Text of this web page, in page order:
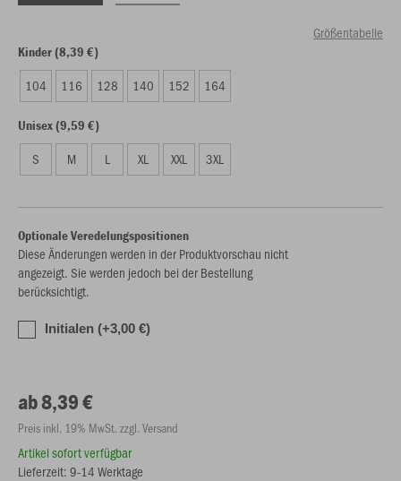
Größentabelle
Kinder (8,39 €)
104 116 128 140 152 164
Unisex (9,59 €)
S M L XL XXL 3XL
Optionale Veredelungspositionen
Diese Änderungen werden in der Produktvorschau nicht
angezeigt. Sie werden jedoch bei der Bestellung
berücksichtigt.
Initialen (+3,00 €)
ab 8,39 €
Preis inkl. 19% MwSt. zzgl. Versand
Artikel sofort verfügbar
Lieferzeit: 9-14 Werktage